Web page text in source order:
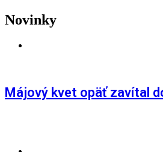
Novinky
Májový kvet opäť zavítal